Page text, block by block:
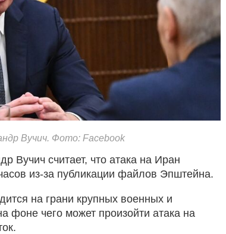
Вучич. Фото: Facebook
Вучич считает, что атака на Иран
из-за публикации файлов Эпштейна.
на грани крупных военных и
фоне чего может произойти атака на